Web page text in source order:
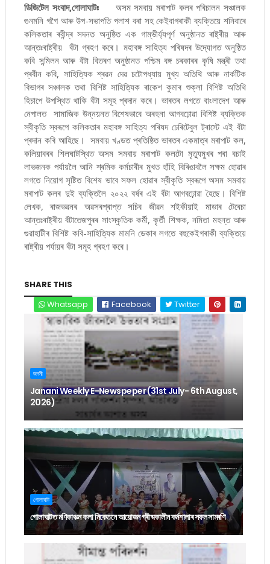
ডিজিটেল সংবাদ,গোলাঘাটঃ
অসম সমবায় মৰাপাট কলৰ পৰিচালন সঞ্চালক
গুনমনি গগৈ আৰু উপ-সভাপতি পলাশ বৰা সহ কেইবাগৰাকী ব্যক্তিয়ে শনিবাৰে
কলিকতাৰ ৰবীন্দ্ৰ সদনত অনুষ্ঠিত এক গাম্ভীৰ্য্যপূৰ্ণ অনুষ্ঠানত ৰাষ্ট্ৰীয় আৰু
আন্তঃৰাষ্ট্ৰীয় বঁটা গ্ৰহণ কৰে। মহাবঙ্গ সাহিত্য পৰিষদৰ উদ্যোগত অনুষ্ঠিত
কবি সন্মিলন আৰু বঁটা বিতৰণ অনুষ্ঠানত পশ্চিম বঙ্গ চৰকাৰৰ কৃষি মন্ত্ৰী তথা
প্ৰবীন কবি, সাহিত্যিক শ্ৰৱন দেৱ চটোপধ্যায় মুখ্য অতিথি আৰু নাৰ্কটিক
বিভাগৰ সঞ্চালক তথা বিশিষ্ট সাহিত্যিক ৰাকেশ কুমাৰ শুক্লা বিশিষ্ট অতিথি
হিচাপে উপস্থিত থাকি বঁটা সমূহ প্ৰদান কৰে। ভাৰতৰ লগতে বাংলাদেশ আৰু
নেপালত সামাজিক উন্নয়নত বিশেষভাবে অৰহনা আগবঢ়োৱা বিশিষ্ট ব্যক্তিক
স্বীকৃতি স্বৰূপে কলিকতাৰ মহাবঙ্গ সাহিত্য পৰিষদ চেৰিটেবুল ট্ৰাস্টে এই বঁটা
প্ৰদান কৰি আহিছে। সমবায় খণ্ডত প্ৰতিষ্ঠিত ভাৰতৰ একমাত্ৰ মৰাপাট কল,
কলিয়াবৰৰ শিলঘাটস্থিত অসম সমবায় মৰাপাট কলটো মৃত্যুমুখৰ পৰা বচাই
লাভজনক পৰ্যায়লৈ আনি শ্ৰমিক কৰ্মচাৰীৰ মুখত হাঁহি বিৰিঙাবলৈ সক্ষম হোৱাৰ
লগতে নিয়োগ সৃষ্টিত বিশেষ ভাবে সফল হোৱাৰ স্বীকৃতি স্বৰূপে অসম সমবায়
মৰাপাট কলৰ দুই ব্যক্তিলৈ ২০২২ বৰ্ষৰ এই বঁটা আগবঢ়োৱা হৈছে। বিশিষ্ট
লেখক, ৰাজভৱনৰ অৱসৰপ্ৰাপ্ত সচিব জীৱন শইকীয়াই মাডাৰ টেৰেচা
আন্তঃৰাষ্ট্ৰীয় বঁটাতেজপুৰৰ সাংস্কৃতিক কৰ্মী, কৃৰ্তী শিক্ষক, নমিতা মহন্ত আৰু
গুৱাহাটীৰ বিশিষ্ট কবি-সাহিত্যিক মামনি ডেকাৰ লগতে বহুকেইগৰাকী ব্যক্তিয়ে
ৰাষ্ট্ৰীয় পৰ্যায়ৰ বঁটা সমূহ গ্ৰহণ কৰে।
SHARE THIS
Whatsapp
Facebook Twitter
জননী
Janani Weekly E-Newspeper (31st July- 6th August,
2026)
গোলাঘাট
গোলাঘাটত মণিকাঞ্চন কলা নিকেতনে আয়োজন গ্ৰীষ্মকালীন কৰ্মশালাৰ সফল সামৰণি